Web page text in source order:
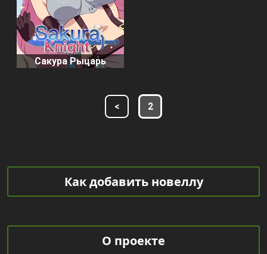
Сакура Рыцарь
< 2
Как добавить новеллу
О проекте